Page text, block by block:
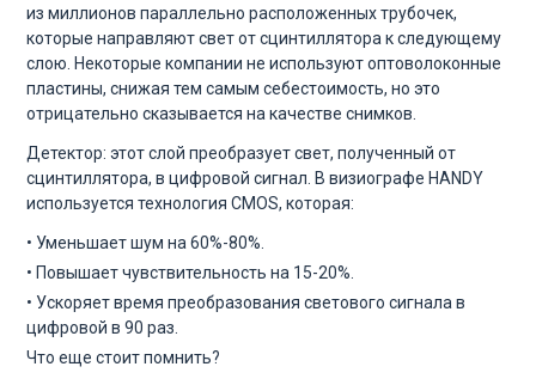
из миллионов параллельно расположенных трубочек,
которые направляют свет от сцинтиллятора к следующему
слою. Некоторые компании не используют оптоволоконные
пластины, снижая тем самым себестоимость, но это
отрицательно сказывается на качестве снимков.
Детектор: этот слой преобразует свет, полученный от
сцинтиллятора, в цифровой сигнал. В визиографе HANDY
используется технология CMOS, которая:
• Уменьшает шум на 60%-80%.
• Повышает чувствительность на 15-20%.
• Ускоряет время преобразования светового сигнала в
цифровой в 90 раз.
Что еще стоит помнить?